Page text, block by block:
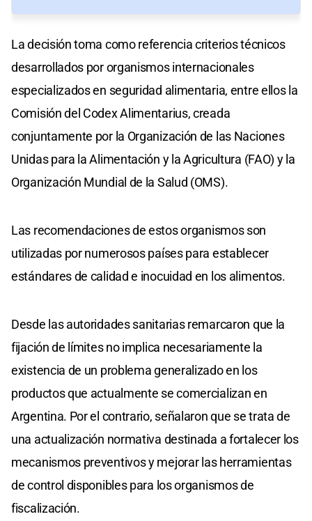
La decisión toma como referencia criterios técnicos
desarrollados por organismos internacionales
especializados en seguridad alimentaria, entre ellos la
Comisión del Codex Alimentarius, creada
conjuntamente por la Organización de las Naciones
Unidas para la Alimentación y la Agricultura (FAO) y la
Organización Mundial de la Salud (OMS).
Las recomendaciones de estos organismos son
utilizadas por numerosos países para establecer
estándares de calidad e inocuidad en los alimentos.
Desde las autoridades sanitarias remarcaron que la
fijación de límites no implica necesariamente la
existencia de un problema generalizado en los
productos que actualmente se comercializan en
Argentina. Por el contrario, señalaron que se trata de
una actualización normativa destinada a fortalecer los
mecanismos preventivos y mejorar las herramientas
de control disponibles para los organismos de
fiscalización.